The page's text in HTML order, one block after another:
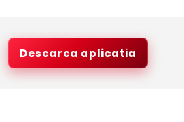
Descarca aplicatia